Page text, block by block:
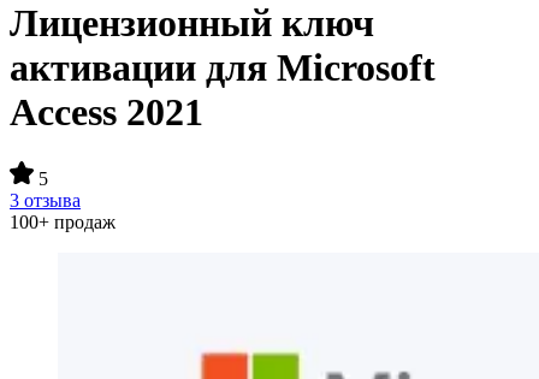
Лицензионный ключ
активации для Microsoft
Access 2021
5
3 отзыва
100+ продаж